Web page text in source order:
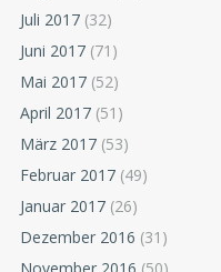
Juli 2017 (32)
Juni 2017 (71)
Mai 2017 (52)
April 2017 (51)
März 2017 (53)
Februar 2017 (49)
Januar 2017 (26)
Dezember 2016 (31)
November 2016 (50)